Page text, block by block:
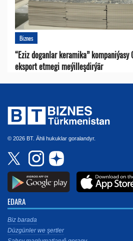
Biznes
“Eziz doganlar keramika”
eksport etmegi meýilleşdirýär
© 2026 BT. Ähli hukuklar goralandyr.
EDARA
Biz barada
Düzgünler we şertler